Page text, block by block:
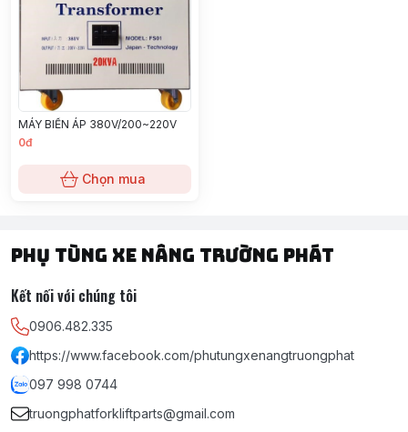
MÁY BIẾN ÁP 380V/200~220V
0đ
Chọn mua
PHỤ TÙNG XE NÂNG TRƯỜNG PHÁT
Kết nối với chúng tôi
0906.482.335
https://www.facebook.com/phutungxenangtruongphat
097 998 0744
truongphatforkliftparts@gmail.com